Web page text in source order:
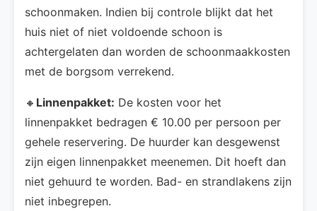
schoonmaken. Indien bij controle blijkt dat het
huis niet of niet voldoende schoon is
achtergelaten dan worden de schoonmaakkosten
met de borgsom verrekend.
🔸 Linnenpakket: De kosten voor het
linnenpakket bedragen € 10.00 per persoon per
gehele reservering. De huurder kan desgewenst
zijn eigen linnenpakket meenemen. Dit hoeft dan
niet gehuurd te worden. Bad- en strandlakens zijn
niet inbegrepen.